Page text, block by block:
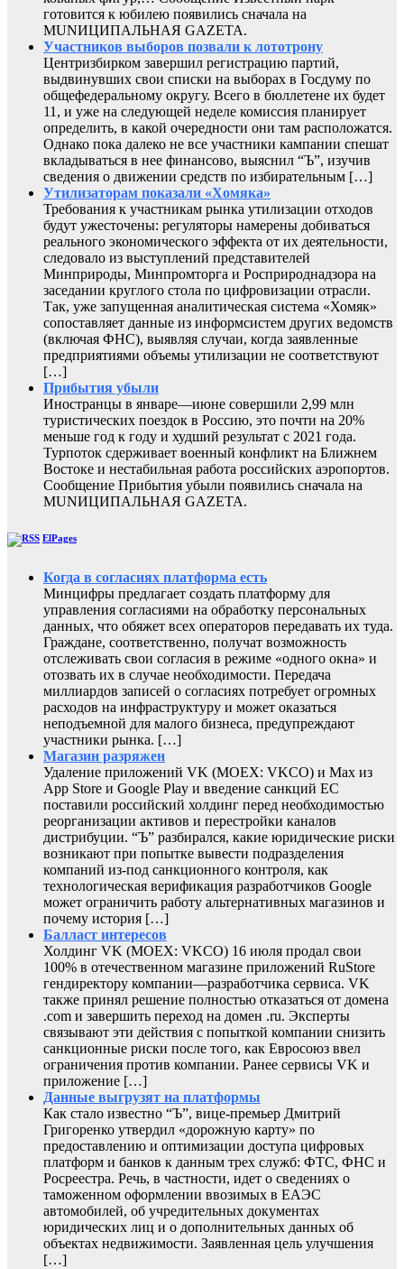
готовится к юбилею появились сначала на
MUNИЦИПАЛЬНАЯ GAZЕТА.
Участников выборов позвали к лототрону
Центризбирком завершил регистрацию партий,
выдвинувших свои списки на выборах в Госдуму по
общефедеральному округу. Всего в бюллетене их будет
11, и уже на следующей неделе комиссия планирует
определить, в какой очередности они там расположатся.
Однако пока далеко не все участники кампании спешат
вкладываться в нее финансово, выяснил “Ъ”, изучив
сведения о движении средств по избирательным […]
Утилизаторам показали «Хомяка»
Требования к участникам рынка утилизации отходов
будут ужесточены: регуляторы намерены добиваться
реального экономического эффекта от их деятельности,
следовало из выступлений представителей
Минприроды, Минпромторга и Росприроднадзора на
заседании круглого стола по цифровизации отрасли.
Так, уже запущенная аналитическая система «Хомяк»
сопоставляет данные из информсистем других ведомств
(включая ФНС), выявляя случаи, когда заявленные
предприятиями объемы утилизации не соответствуют
[…]
Прибытия убыли
Иностранцы в январе—июне совершили 2,99 млн
туристических поездок в Россию, это почти на 20%
меньше год к году и худший результат с 2021 года.
Турпоток сдерживает военный конфликт на Ближнем
Востоке и нестабильная работа российских аэропортов.
Сообщение Прибытия убыли появились сначала на
MUNИЦИПАЛЬНАЯ GAZЕТА.
ElPages
Когда в согласиях платформа есть
Минцифры предлагает создать платформу для
управления согласиями на обработку персональных
данных, что обяжет всех операторов передавать их туда.
Граждане, соответственно, получат возможность
отслеживать свои согласия в режиме «одного окна» и
отозвать их в случае необходимости. Передача
миллиардов записей о согласиях потребует огромных
расходов на инфраструктуру и может оказаться
неподъемной для малого бизнеса, предупреждают
участники рынка. […]
Магазин разряжен
Удаление приложений VK (MOEX: VKCO) и Max из
App Store и Google Play и введение санкций ЕС
поставили российский холдинг перед необходимостью
реорганизации активов и перестройки каналов
дистрибуции. “Ъ” разбирался, какие юридические риски
возникают при попытке вывести подразделения
компаний из-под санкционного контроля, как
технологическая верификация разработчиков Google
может ограничить работу альтернативных магазинов и
почему история […]
Балласт интересов
Холдинг VK (MOEX: VKCO) 16 июля продал свои
100% в отечественном магазине приложений RuStore
гендиректору компании—разработчика сервиса. VK
также принял решение полностью отказаться от домена
.com и завершить переход на домен .ru. Эксперты
связывают эти действия с попыткой компании снизить
санкционные риски после того, как Евросоюз ввел
ограничения против компании. Ранее сервисы VK и
приложение […]
Данные выгрузят на платформы
Как стало известно “Ъ”, вице-премьер Дмитрий
Григоренко утвердил «дорожную карту» по
предоставлению и оптимизации доступа цифровых
платформ и банков к данным трех служб: ФТС, ФНС и
Росреестра. Речь, в частности, идет о сведениях о
таможенном оформлении ввозимых в ЕАЭС
автомобилей, об учредительных документах
юридических лиц и о дополнительных данных об
объектах недвижимости. Заявленная цель улучшения
[…]